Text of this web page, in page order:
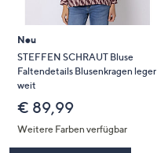
Neu
STEFFEN SCHRAUT Bluse
Faltendetails Blusenkragen leger
weit
€ 89,99
Weitere Farben verfügbar